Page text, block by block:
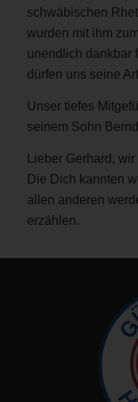
schwäbischen
wurden mit ihm
unendlich dankbar
dürfen uns seine
Unser tiefes
seinem Sohn
Lieber Gerhard,
Die Dich kannten
allen anderen
erzählen.